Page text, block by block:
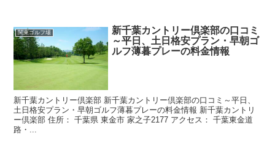
関東ゴルフ場
新千葉カントリー倶楽部の口コミ
～平日、土日格安プラン・早朝ゴ
ルフ薄暮プレーの料金情報
新千葉カントリー倶楽部 新千葉カントリー倶楽部の口コミ～平日、
土日格安プラン・早朝ゴルフ薄暮プレーの料金情報 新千葉カントリ
ー倶楽部 住所： 千葉県 東金市 家之子2177 アクセス： 千葉東金道
路・...